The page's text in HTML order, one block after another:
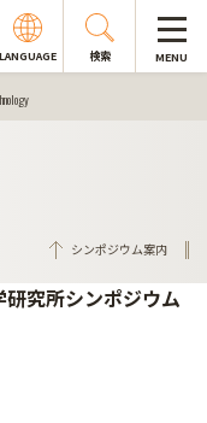
LANGUAGE 検索 MENU
シンポジウム案内
究所シンポジウム